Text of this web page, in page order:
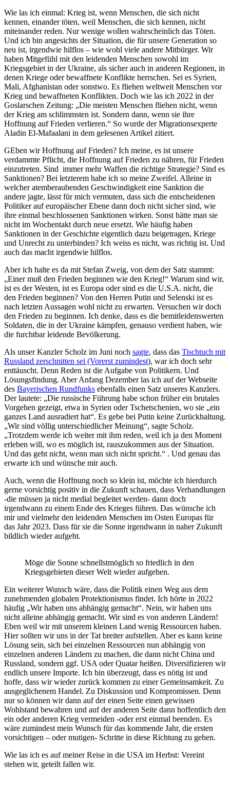
Wie las ich einmal: Krieg ist, wenn Menschen, die sich nicht
kennen, einander töten, weil Menschen, die sich kennen, nicht
miteinander reden. Nur wenige wollen wahrscheinlich das Töten.
Und ich bin angesichts der Situation, die für unsere Generation so
neu ist, irgendwie hilflos – wie wohl viele andere Mitbürger. Wir
haben Mitgefühl mit den leidenden Menschen sowohl im
Kriegsgebiet in der Ukraine, als sicher auch in anderen Regionen, in
denen Kriege oder bewaffnete Konflikte herrschen. Sei es Syrien,
Mali, Afghanistan oder sonstwo. Es fliehen weltweit Menschen vor
Krieg und bewaffneten Konflikten. Doch wie las ich 2022 in der
Goslarschen Zeitung: „Die meisten Menschen fliehen nicht, wenn
der Krieg am schlimmsten ist. Sondern dann, wenn sie ihre
Hoffnung auf Frieden verlieren.“ So wurde der Migrationsexperte
Aladin El-Mafaalani in dem gelesenen Artikel zitiert.
GEben wir Hoffnung auf Frieden? Ich meine, es ist unsere
verdammte Pflicht, die Hoffnung auf Frieden zu nähren, für Frieden
einzutreten. Sind immer mehr Waffen die richtige Strategie? Sind es
Sanktionen? Bei letzterem habe ich so meine Zweifel. Alleine in
welcher atemberaubenden Geschwindigkeit eine Sanktion die
andere jagte, lässt für mich vermuten, dass sich die entscheidenen
Politiker auf europäischer Ebene dann doch nicht sicher sind, wie
ihre einmal beschlossenen Sanktionen wirken. Sonst hätte man sie
nicht im Wochentakt durch neue ersetzt. Wie häufig haben
Sanktionen in der Geschichte eigentlich dazu beigetragen, Kriege
und Unrecht zu unterbinden? Ich weiss es nicht, was richtig ist. Und
auch das macht irgendwie hilflos.
Aber ich halte es da mit Stefan Zweig, von dem der Satz stammt:
„Einer muß den Frieden beginnen wie den Krieg!“ Warum sind wir,
ist es der Westen, ist es Europa oder sind es die U.S.A. nicht, die
den Frieden beginnen? Von den Herren Putin und Selenski ist es
nach letzten Aussagen wohl nicht zu erwarten. Versuchen wir doch
den Frieden zu beginnen. Ich denke, dass es die bemitleidenswerten
Soldaten, die in der Ukraine kämpfen, genauso verdient haben, wie
die furchtbar leidende Bevölkerung.
Als unser Kanzler Scholz im Juni noch sagte, dass das Tischtuch mit
Russland zerschnitten sei (Vorerst zumindest), war ich doch sehr
enttäuscht. Denn Reden ist die Aufgabe von Politikern. Und
Lösungsfindung. Aber Anfang Dezember las ich auf der Webseite
des Bayerischen Rundfunks ebenfalls einen Satz unseres Kanzlers.
Der lautete: „Die russische Führung habe schon früher ein brutales
Vorgehen gezeigt, etwa in Syrien oder Tschetschenien, wo sie „ein
ganzes Land ausradiert hat“. Es gebe bei Putin keine Zurückhaltung.
„Wir sind völlig unterschiedlicher Meinung“, sagte Scholz.
„Trotzdem werde ich weiter mit ihm reden, weil ich ja den Moment
erleben will, wo es möglich ist, rauszukommen aus der Situation.
Und das geht nicht, wenn man sich nicht spricht.“ . Und genau das
erwarte ich und wünsche mir auch.
Auch, wenn die Hoffnung noch so klein ist, möchte ich hierdurch
gerne vorsichtig positiv in die Zukunft schauen, dass Verhandlungen
-die müssen ja nicht medial begleitet werden- dann doch
irgendwann zu einem Ende des Krieges führen. Das wünsche ich
mir und vielmehr den leidenden Menschen im Osten Europas für
das Jahr 2023. Dass für sie die Sonne irgendwann in naher Zukunft
bildlich wieder aufgeht.
Möge die Sonne schnellstmöglich so friedlich in den
Kriegsgebieten dieser Welt wieder aufgehen.
Ein weiterer Wunsch wäre, dass die Politik einen Weg aus dem
zunehmenden globalen Protektionismus findet. Ich hörte in 2022
häufig „Wir haben uns abhängig gemacht“. Nein, wir haben uns
nicht alleine abhängig gemacht. Wir sind es von anderen Ländern!
Eben weil wir mit unserem kleinen Land wenig Ressourcen haben.
Hier sollten wir uns in der Tat breiter aufstellen. Aber es kann keine
Lösung sein, sich bei einzelnen Ressourcen nun abhängig von
einzelnen anderen Ländern zu machen, die dann nicht China und
Russland, sondern ggf. USA oder Quatar heißen. Diversifizieren wir
endlich unsere Importe. Ich bin überzeugt, dass es nötig ist und
hoffe, dass wir wieder zurück kommen zu einer Gemeinsamkeit. Zu
ausgeglichenem Handel. Zu Diskussion und Kompromissen. Denn
nur so können wir dann auf der einen Seite einen gewissen
Wohlstand bewahren und auf der anderen Seite dann hoffentlich den
ein oder anderen Krieg vermeiden -oder erst einmal beenden. Es
wäre zumindest mein Wunsch für das kommende Jahr, die ersten
vorsichtigen – oder mutigen- Schritte in diese Richtung zu gehen.
Wie las ich es auf meiner Reise in die USA im Herbst: Vereint
stehen wir, geteilt fallen wir.